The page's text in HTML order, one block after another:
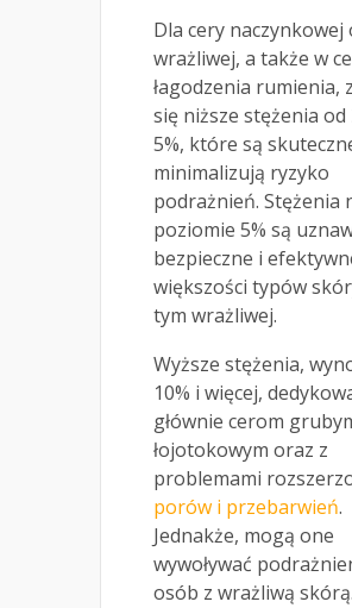
Dla cery naczynkowej
wrażliwej, a także w
łagodzenia rumienia,
się niższe stężenia od
5%, które są
minimalizują ryzyko
podrażnień. Stężenia
poziomie 5% są
bezpieczne i
większości typów
tym wrażliwej.
Wyższe stężenia,
10% i więcej,
głównie cerom
łojotokowym oraz z
problemami
porów i przebarwień.
Jednakże, mogą one
wywoływać
osób z wrażliwą skórą.